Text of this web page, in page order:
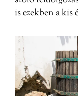
is ezekben a kis